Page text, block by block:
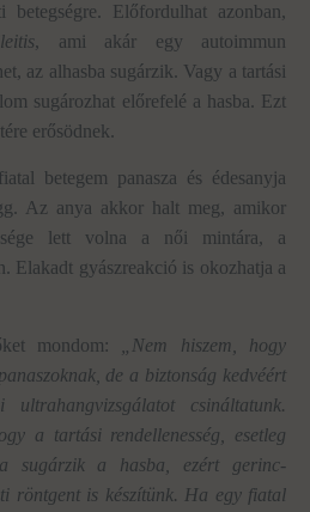
betegségre. Előfordulhat azonban,
, ami akár egy autoimmun
az alhasba sugárzik. Vagy a tartási
sugározhat előrefelé a hasba. Ezt
erősödnek.
betegem panasza és édesanyja
Az anya akkor halt meg, amikor
lett volna a női mintára, a
Elakadt gyászreakció is okozhatja a
mondom:
„Nem hiszem, hogy
de a biztonság kedvéért
csináltatunk.
a tartási rendellenesség, esetleg
sugárzik a hasba, ezért gerinc-
röntgent is készítünk. Ha egy fiatal